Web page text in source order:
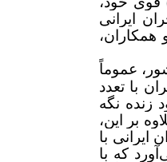
ایرانی
عموماً
با تعدد
زنده نگه
بر این،
با
که با